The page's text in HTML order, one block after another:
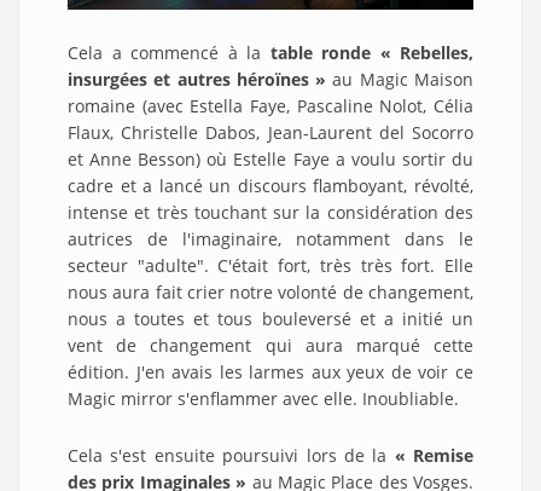
Cela a commencé à la table ronde « Rebelles,
insurgées et autres héroïnes » au Magic Maison
romaine (avec Estella Faye, Pascaline Nolot, Célia
Flaux, Christelle Dabos, Jean-Laurent del Socorro
et Anne Besson) où Estelle Faye a voulu sortir du
cadre et a lancé un discours flamboyant, révolté,
intense et très touchant sur la considération des
autrices de l'imaginaire, notamment dans le
secteur "adulte". C'était fort, très très fort. Elle
nous aura fait crier notre volonté de changement,
nous a toutes et tous bouleversé et a initié un
vent de changement qui aura marqué cette
édition. J'en avais les larmes aux yeux de voir ce
Magic mirror s'enflammer avec elle. Inoubliable.
Cela s'est ensuite poursuivi lors de la « Remise
des prix Imaginales » au Magic Place des Vosges.